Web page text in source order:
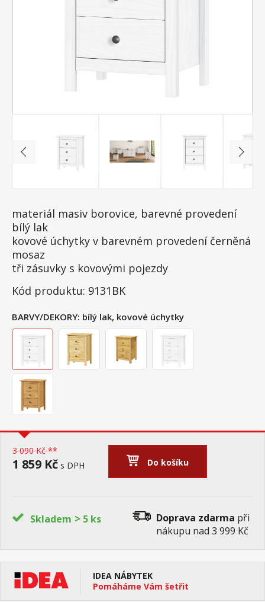
materiál masiv borovice, barevné provedení
bílý lak
kovové úchytky v barevném provedení černěná
mosaz
tři zásuvky s kovovými pojezdy
Kód produktu: 9131BK
BARVY/DEKORY: bílý lak, kovové úchytky
3 090 Kč **
1 859 Kč s DPH Do košíku
Skladem > 5 ks Doprava zdarma při
nákupu nad 3 999 Kč
IDEA NÁBYTEK
Pomáháme Vám šetřit